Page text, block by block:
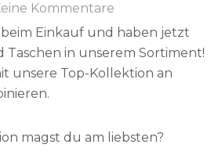
Kommentare
Einkauf und haben jetzt
Taschen in unserem Sortiment!
unsere Top-Kollektion an
magst du am liebsten?